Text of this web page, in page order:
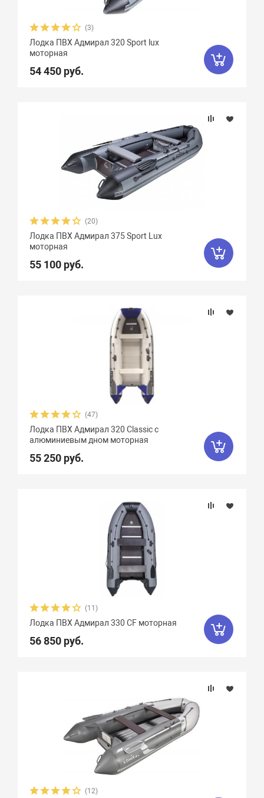
(3)
Лодка ПВХ Адмирал 320 Sport lux
моторная
54 450 руб.
(20)
Лодка ПВХ Адмирал 375 Sport Lux
моторная
55 100 руб.
(47)
Лодка ПВХ Адмирал 320 Classic с
алюминиевым дном моторная
55 250 руб.
(11)
Лодка ПВХ Адмирал 330 CF моторная
56 850 руб.
(12)